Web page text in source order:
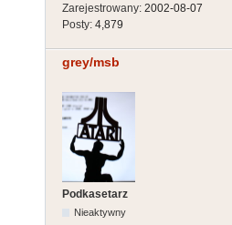
Zarejestrowany: 2002-08-07
Posty: 4,879
grey/msb
Podkasetarz
Nieaktywny